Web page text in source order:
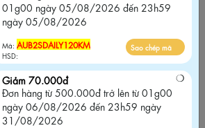
Bỏ yêu thích
120.000đ
hàng từ 1.000.000đđ trở lên từ 01g00
05/08/2026 đến 23h59 ngày
08/2026
AUB2SDAILY120KM Sao chép mã
01g00 ngày 05/08/2026 đến 23h59
ngày 05/08/2026
Mã: AUB2SDAILY120KM
HSD:
Sao chép mã
Giảm 70.000đ
Đơn hàng từ 500.000đ trở lên từ 01g00
ngày 06/08/2026 đến 23h59 ngày
31/08/2026